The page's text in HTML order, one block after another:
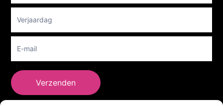
Verzenden